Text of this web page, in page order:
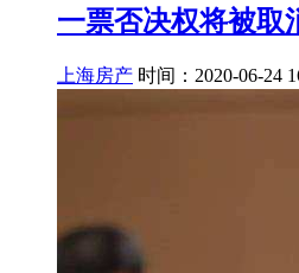
一票否决权将被取
上海房产 时间：2020-06-24